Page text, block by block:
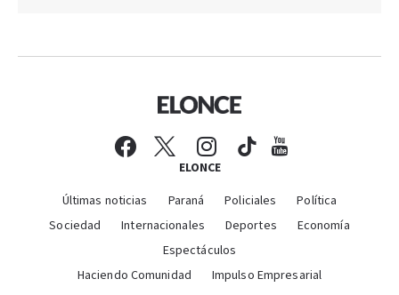
ELONCE
Últimas noticias Paraná Policiales
Política
Sociedad
Internacionales Deportes
Economía
Espectáculos
Haciendo Comunidad
Impulso Empresarial